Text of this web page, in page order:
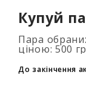
Купуй
Пара
ціною: 500
флаконів у
обмежена..
До закінчення